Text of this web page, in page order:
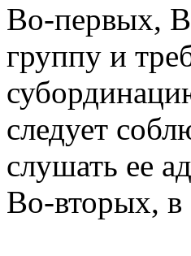
Во-первых,
группу и
следует
слушать ее
Во-вторых, в